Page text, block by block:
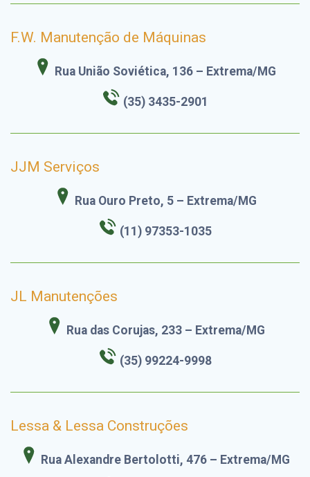
F.W. Manutenção de Máquinas
Rua União Soviética, 136 – Extrema/MG
(35) 3435-2901
JJM Serviços
Rua Ouro Preto, 5 – Extrema/MG
(11) 97353-1035
JL Manutenções
Rua das Corujas, 233 – Extrema/MG
(35) 99224-9998
Lessa & Lessa Construções
Rua Alexandre Bertolotti, 476 – Extrema/MG